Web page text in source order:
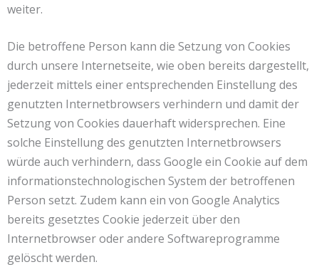
weiter.
Die betroffene Person kann die Setzung von Cookies
durch unsere Internetseite, wie oben bereits dargestellt,
jederzeit mittels einer entsprechenden Einstellung des
genutzten Internetbrowsers verhindern und damit der
Setzung von Cookies dauerhaft widersprechen. Eine
solche Einstellung des genutzten Internetbrowsers
würde auch verhindern, dass Google ein Cookie auf dem
informationstechnologischen System der betroffenen
Person setzt. Zudem kann ein von Google Analytics
bereits gesetztes Cookie jederzeit über den
Internetbrowser oder andere Softwareprogramme
gelöscht werden.